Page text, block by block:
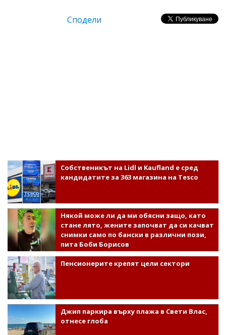
Сподели
Собственикът на Lidl и Kaufland е сред
кандидатите за 363 магазина на Tesco
Някой може ли да ми обясни защо, като
стане лято, жените започват да си качват
снимки само по бански в различни пози,
пита Боби Борисов
Пенсионерите крепят цели сектори
Джип паркира върху плажа в Свети Влас,
отнесе глоба